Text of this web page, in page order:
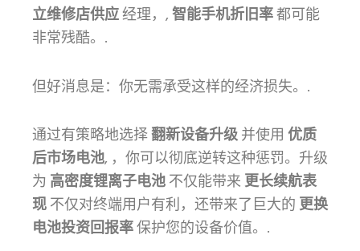
立维修店供应经理，, 智能手机折旧率都可能
非常残酷。.
但好消息是：你无需承受这样的经济损失。.
通过有策略地选择翻新设备升级并使用 优质
后市场电池, ，你可以彻底逆转这种惩罚。升级
为 高密度锂离子电池不仅能带来 更长续航表
现不仅对终端用户有利，还带来了巨大的 更换
电池投资回报率保护您的设备价值。.